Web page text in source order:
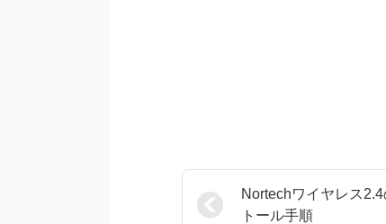
Nortechワイヤレス
トール手順